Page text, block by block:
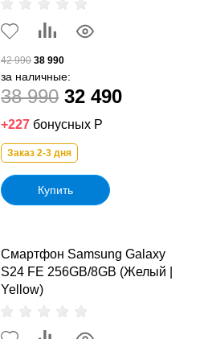
42 990 38 990
за наличные:
38 990 32 490
+227 бонусных Р
Заказ 2-3 дня
Купить
Смартфон Samsung Galaxy
S24 FE 256GB/8GB (Желый |
Yellow)